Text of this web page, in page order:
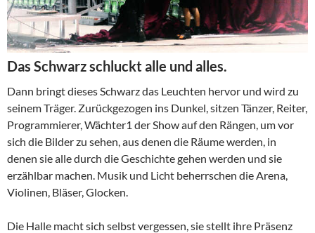
Das Schwarz schluckt alle und alles.
Dann bringt dieses Schwarz das Leuchten hervor und wird zu
seinem Träger. Zurückgezogen ins Dunkel, sitzen Tänzer, Reiter,
Programmierer, Wächter1 der Show auf den Rängen, um vor
sich die Bilder zu sehen, aus denen die Räume werden, in
denen sie alle durch die Geschichte gehen werden und sie
erzählbar machen. Musik und Licht beherrschen die Arena,
Violinen, Bläser, Glocken.
Die Halle macht sich selbst vergessen, sie stellt ihre Präsenz